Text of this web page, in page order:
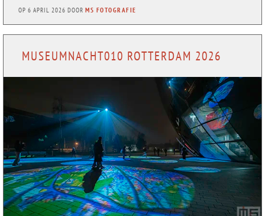
OP6 APRIL 2026 DOORMS FOTOGRAFIE
MUSEUMNACHT010 ROTTERDAM 2026